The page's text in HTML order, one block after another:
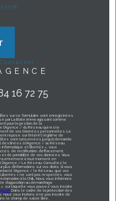
contacter
16 72 75
sur ce formulaire sont enregistrées
par La Boite Immo agissant comme
pour la gestion de la
l'Agence / du Réseau qui reste
de vos Données personnelles. La
repose sur l'intérêt légitime de
sont conservées jusqu'à demande
destinées à l'Agence / au Réseau.
informatique et libertés », vous
de rectification, d’effacement,
et de portabilité de vos données. Vous
à tout moment en
l’Agence / Le Réseau. Consultez le
plus d’informations sur vos droits. Si vous
l'Agence / le Réseau, que vos
Libertés » ne sont pas respectés, vous
à la CNIL. Nous vous informons
d'opposition au démarchage
sur laquelle vous pouvez vous inscrire
. Dans le cadre de la protection des
vous invitons à ne pas inscrire de
le champ de saisie libre.